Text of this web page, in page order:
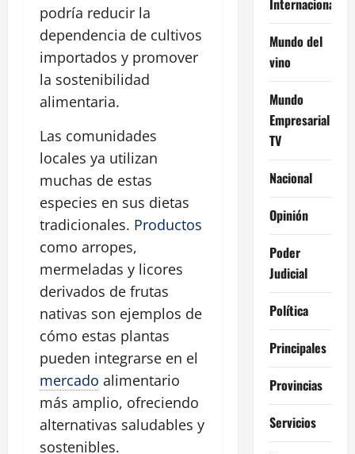
podría reducir la
dependencia de cultivos
importados y promover
la sostenibilidad
alimentaria.
Las comunidades
locales ya utilizan
muchas de estas
especies en sus dietas
tradicionales. Productos
como arropes,
mermeladas y licores
derivados de frutas
nativas son ejemplos de
cómo estas plantas
pueden integrarse en el
mercado alimentario
más amplio, ofreciendo
alternativas saludables y
sostenibles.
Mundo del
vino
Mundo
Empresarial
TV
Nacional
Opinión
Poder
Judicial
Política
Principales
Provincias
Servicios